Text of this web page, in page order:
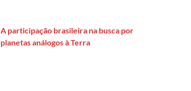
A participação brasileira na busca por
planetas análogos à Terra